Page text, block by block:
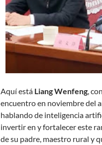
Aquí está Liang Wenfeng,
encuentro en noviembre del
hablando de inteligencia
invertir en y fortalecer este
de su padre, maestro rural y